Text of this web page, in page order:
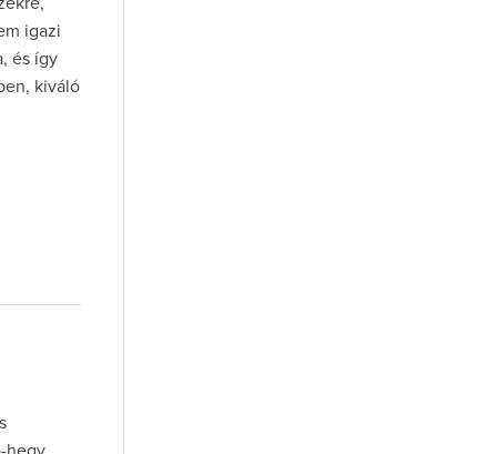
igazi
és így
kiváló
hegy